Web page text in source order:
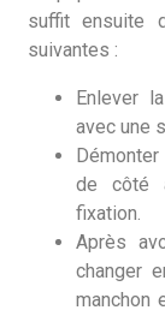
suffit ensuite
suivantes :
Enlever
avec une
de côté
fixation.
Après
changer
manchon